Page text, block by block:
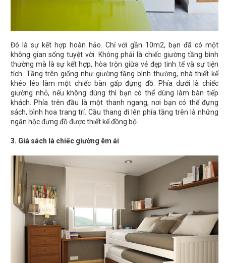
Đó là sự kết hợp hoàn hảo. Chỉ với gần 10m2, bạn đã có một
không gian sống tuyệt vời. Không phải là chiếc giường tầng bình
thường mà là sự kết hợp, hòa trộn giữa vẻ đẹp tinh tế và sự tiện
tích. Tầng trên giống như giường tầng bình thường, nhà thiết kế
khéo léo làm một chiếc bàn gấp đựng đồ. Phía dưới là chiếc
giường nhỏ, nếu không dùng thì bạn có thể dùng làm bàn tiếp
khách. Phía trên đầu là một thanh ngang, nơi bạn có thể đựng
sách, bình hoa trang trí. Cầu thang đi lên phía tầng trên là những
ngăn hộc đựng đồ được thiết kế đồng bộ.
3. Giá sách là chiếc giường êm ái